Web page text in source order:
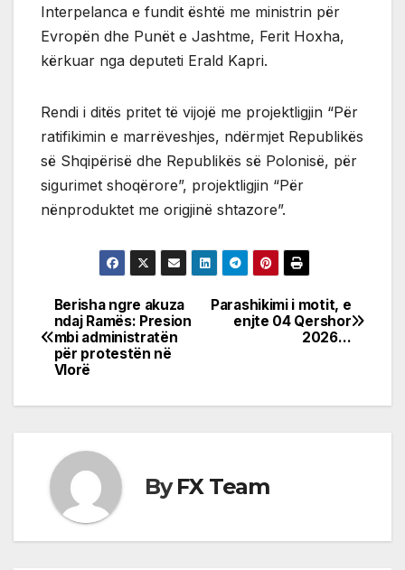
Interpelanca e fundit është me ministrin për
Evropën dhe Punët e Jashtme, Ferit Hoxha,
kërkuar nga deputeti Erald Kapri.
Rendi i ditës pritet të vijojë me projektligjin “Për
ratifikimin e marrëveshjes, ndërmjet Republikës
së Shqipërisë dhe Republikës së Polonisë, për
sigurimet shoqërore”, projektligjin “Për
nënproduktet me origjinë shtazore”.
Post
navigation
Parashikimi i motit, e
enjte 04 Qershor
2026…
Berisha ngre akuza
ndaj Ramës: Presion
mbi administratën
për protestën në
Vlorë
ByFX Team